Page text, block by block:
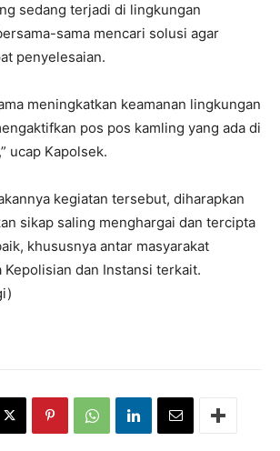
sedang terjadi di lingkungan
sama mencari solusi agar
penyelesaian.
meningkatkan keamanan lingkungan
pos pos kamling yang ada di
ucap Kapolsek.
kegiatan tersebut, diharapkan
sikap saling menghargai dan tercipta
khususnya antar masyarakat
Kepolisian dan Instansi terkait.